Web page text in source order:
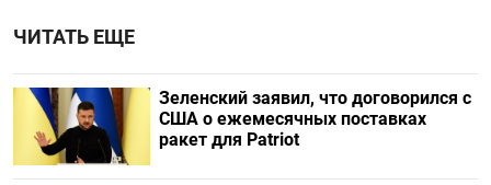
ЧИТАТЬ ЕЩЕ
Зеленский заявил, что договорился с
США о ежемесячных поставках
ракет для Patriot